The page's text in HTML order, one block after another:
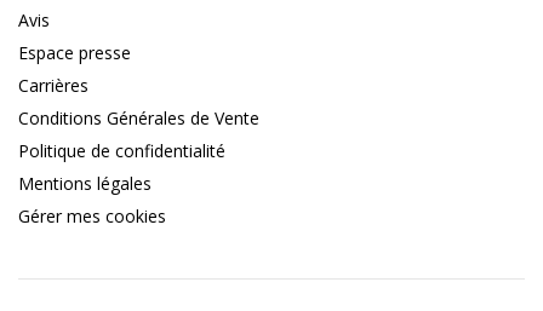
Avis
Espace presse
Carrières
Conditions Générales de Vente
Politique de confidentialité
Mentions légales
Gérer mes cookies